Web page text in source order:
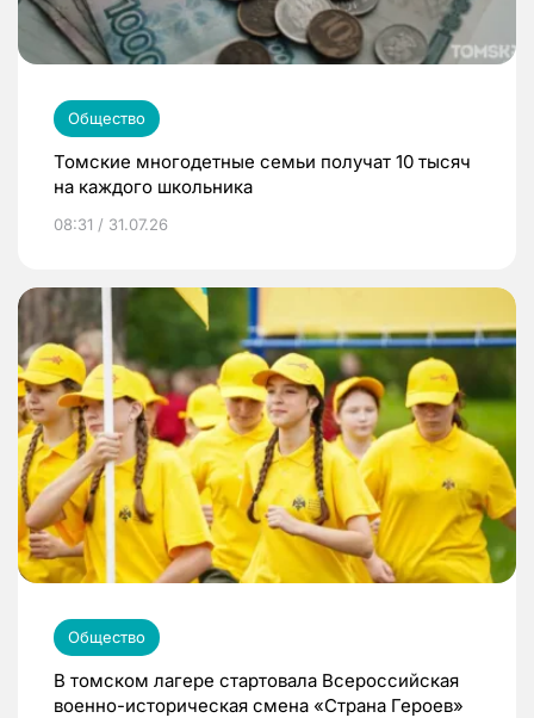
Общество
Томские многодетные семьи получат 10 тысяч
на каждого школьника
08:31 / 31.07.26
Общество
В томском лагере стартовала Всероссийская
военно-историческая смена «Страна Героев»